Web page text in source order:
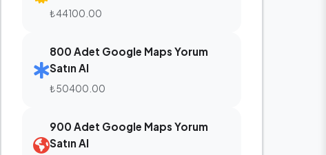
₺44100.00
800 Adet Google Maps Yorum
Satın Al
₺50400.00
900 Adet Google Maps Yorum
Satın Al